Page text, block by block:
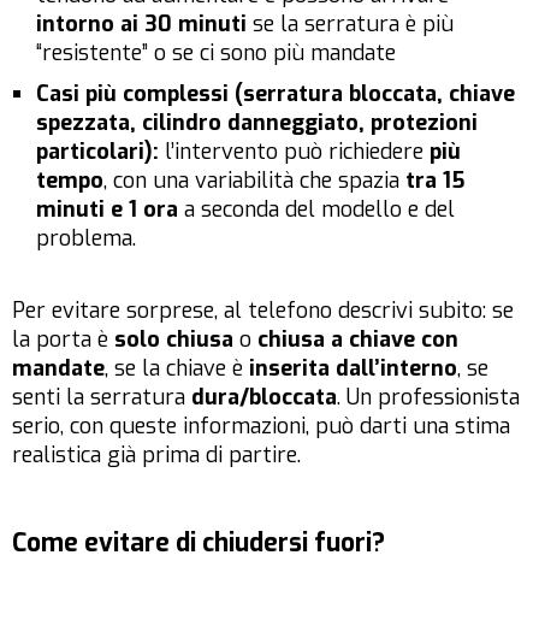
intorno ai 30 minuti se la serratura è più
“resistente” o se ci sono più mandate
Casi più complessi (serratura bloccata, chiave
spezzata, cilindro danneggiato, protezioni
particolari): l’intervento può richiedere più
tempo, con una variabilità che spazia tra 15
minuti e 1 ora a seconda del modello e del
problema.
Per evitare sorprese, al telefono descrivi subito: se
la porta è solo chiusa o chiusa a chiave con
mandate, se la chiave è inserita dall’interno, se
senti la serratura dura/bloccata. Un professionista
serio, con queste informazioni, può darti una stima
realistica già prima di partire.
Come evitare di chiudersi fuori?